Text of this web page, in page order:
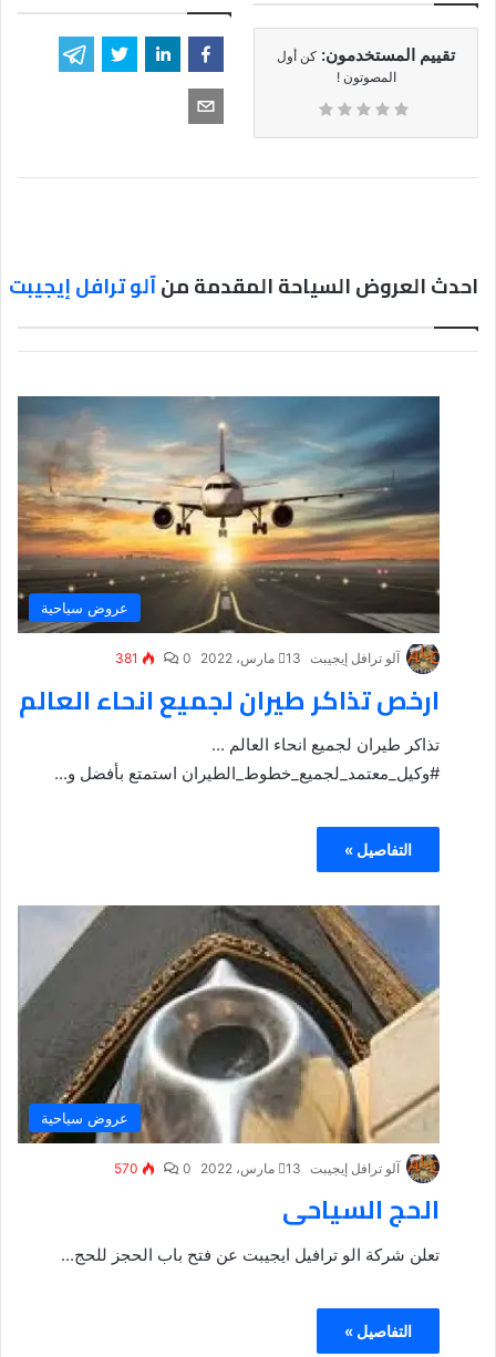
تقييم المستخدمون: كن أول
المصوتون !
احدث العروض السياحة المقدمة منآلو ترافل إيجيبت
عروض سياحية
آلو ترافل إيجيبت 13 مارس، 2022 0
381
ارخص تذاكر طيران لجميع انحاء العالم
تذاكر طيران لجميع انحاء العالم ...
#وكيل_معتمد_لجميع_خطوط_الطيران استمتع بأفضل و...
التفاصيل »
عروض سياحية
آلو ترافل إيجيبت 13 مارس، 2022 0
570
الحج السياحى
تعلن شركة الو ترافيل ايجيبت عن فتح باب الحجز للحج...
التفاصيل »